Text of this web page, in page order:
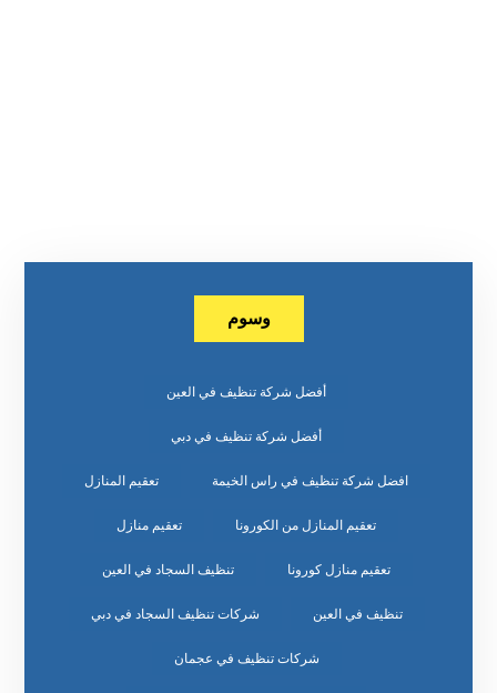
وسوم
أفضل شركة تنظيف في العين
أفضل شركة تنظيف في دبي
افضل شركة تنظيف في راس الخيمة تعقيم المنازل
تعقيم المنازل من الكورونا تعقيم منازل
تعقيم منازل كورونا تنظيف السجاد في العين
تنظيف في العين شركات تنظيف السجاد في دبي
شركات تنظيف في عجمان